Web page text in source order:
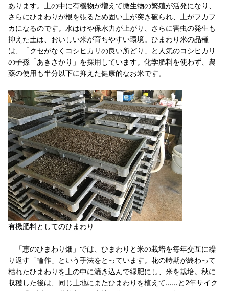
あります。土の中に有機物が増えて微生物の繁殖が活発になり、
さらにひまわりが根を張るため固い土が突き破られ、土がフカフ
カになるのです。水はけや保水力が上がり、さらに害虫の発生も
抑えた土は、おいしい米が育ちやすい環境。ひまわり米の品種
は、「クセがなくコシヒカリの良い所どり」と人気のコシヒカリ
の子孫「あきさかり」を採用しています。化学肥料を使わず、農
薬の使用も半分以下に抑えた健康的なお米です。
有機肥料としてのひまわり
「恵のひまわり畑」では、ひまわりと米の栽培を毎年交互に繰
り返す「輪作」という手法をとっています。花の時期が終わって
枯れたひまわりを土の中に漉き込んで緑肥にし、米を栽培。秋に
収穫した後は、同じ土地にまたひまわりを植えて……と2年サイク